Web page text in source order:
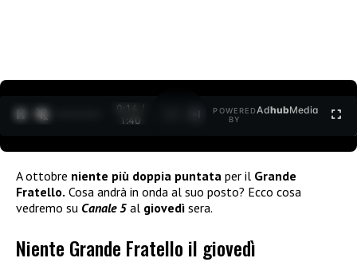
0:15 /
1:40
POWERED
BY
AdhubMedia
A ottobre niente più doppia puntata per il Grande
Fratello. Cosa andrà in onda al suo posto? Ecco cosa
vedremo su Canale 5 al giovedì sera.
Niente Grande Fratello il giovedì